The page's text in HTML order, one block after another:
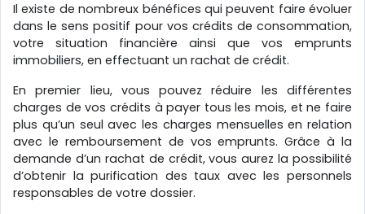
Il existe de nombreux bénéfices qui peuvent faire évoluer
dans le sens positif pour vos crédits de consommation,
votre situation financière ainsi que vos emprunts
immobiliers, en effectuant un rachat de crédit.
En premier lieu, vous pouvez réduire les différentes
charges de vos crédits à payer tous les mois, et ne faire
plus qu’un seul avec les charges mensuelles en relation
avec le remboursement de vos emprunts. Grâce à la
demande d’un rachat de crédit, vous aurez la possibilité
d’obtenir la purification des taux avec les personnels
responsables de votre dossier.